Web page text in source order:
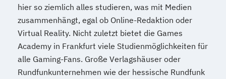
hier so ziemlich alles studieren, was mit Medien
zusammenhängt, egal ob Online-Redaktion oder
Virtual Reality. Nicht zuletzt bietet die Games
Academy in Frankfurt viele Studienmöglichkeiten für
alle Gaming-Fans. Große Verlagshäuser oder
Rundfunkunternehmen wie der hessische Rundfunk